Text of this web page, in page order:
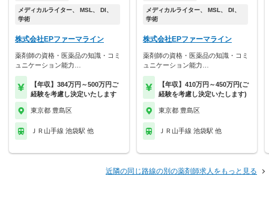
メディカルライター、 MSL、 DI、
学術
株式会社EPファーマライン
薬剤師の資格・医薬品の知識・コミ
ュニケーション能力…
【年収】384万円～500万円ご
経験を考慮し決定いたします
東京都 豊島区
ＪＲ山手線 池袋駅 他
メディカルライター、 MSL、 DI、
学術
株式会社EPファーマライン
薬剤師の資格・医薬品の知識・コミ
ュニケーション能力…
【年収】410万円～450万円(ご
経験を考慮し決定いたします)
東京都 豊島区
ＪＲ山手線 池袋駅 他
近隣の同じ路線の別の薬剤師求人をもっと見る